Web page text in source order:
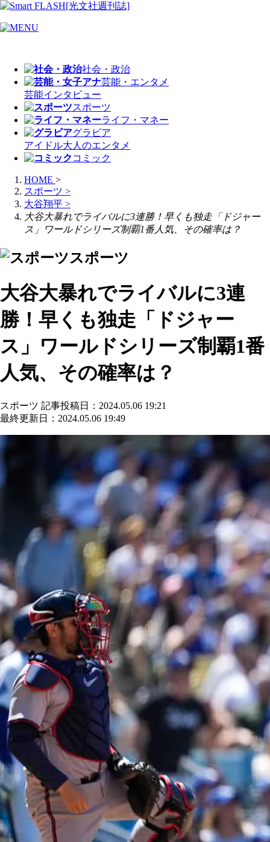
社会・政治
芸能・エンタメ
芸能インタビュー
スポーツ
ライフ・マネー
グラビア
アイドル大人のエンタメ
コミック
HOME >
スポーツ >
大谷翔平 >
大谷大暴れでライバルに3連勝！早くも独走「ドジャー
ス」ワールドシリーズ制覇1番人気、その確率は？
スポーツ
大谷大暴れでライバルに3連
勝！早くも独走「ドジャー
ス」ワールドシリーズ制覇1番
人気、その確率は？
スポーツ 記事投稿日：2024.05.06 19:21
最終更新日：2024.05.06 19:49